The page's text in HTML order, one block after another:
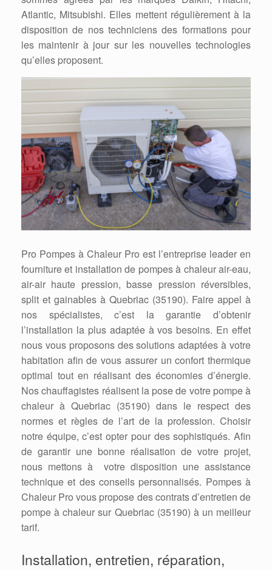
Atlantic, Mitsubishi. Elles mettent régulièrement à la
disposition de nos techniciens des formations pour
les maintenir à jour sur les nouvelles technologies
qu’elles proposent.
Pro Pompes à Chaleur Pro est l’entreprise leader en
fourniture et installation de pompes à chaleur air-eau,
air-air haute pression, basse pression réversibles,
split et gainables à Quebriac (35190). Faire appel à
nos spécialistes, c’est la garantie d’obtenir
l’installation la plus adaptée à vos besoins. En effet
nous vous proposons des solutions adaptées à votre
habitation afin de vous assurer un confort thermique
optimal tout en réalisant des économies d’énergie.
Nos chauffagistes réalisent la pose de votre pompe à
chaleur à Quebriac (35190) dans le respect des
normes et règles de l’art de la profession. Choisir
notre équipe, c’est opter pour des sophistiqués. Afin
de garantir une bonne réalisation de votre projet,
nous mettons à votre disposition une assistance
technique et des conseils personnalisés. Pompes à
Chaleur Pro vous propose des contrats d’entretien de
pompe à chaleur sur Quebriac (35190) à un meilleur
tarif.
Installation, entretien, réparation,